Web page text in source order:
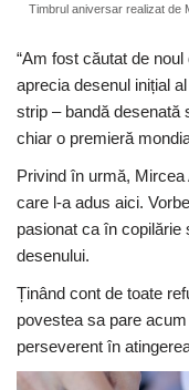
Timbrul aniversar realizat de
“Am fost căutat de
aprecia desenul inițial
strip – bandă desenată
chiar o premieră
Privind în urmă,
care l-a adus aici.
pasionat ca în
desenului.
Ținând cont de toate
povestea sa pare
perseverent în